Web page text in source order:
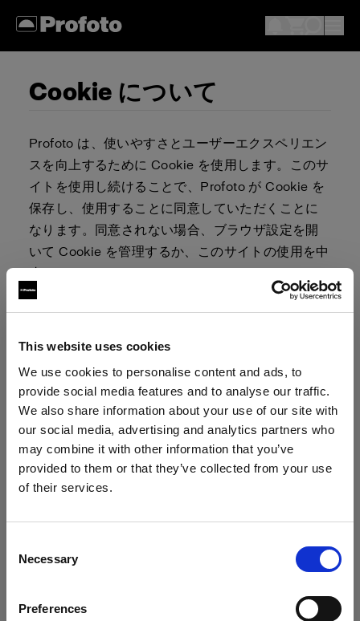
This website uses cookies
We use cookies to personalise content and ads, to
provide social media features and to analyse our traffic.
We also share information about your use of our site with
our social media, advertising and analytics partners who
may combine it with other information that you’ve
provided to them or that they’ve collected from your use
of their services.
Selection
Necessary
Preferences
地域を変更しますか？
Ireland
Cookie について
Profoto は、使いやすさとユーザーエクスペリエン
スを向上するために Cookie を使用します。このサ
イトを使用し続けることで、Profoto が Cookie を
保存し、使用することに同意していただくことに
なります。同意されない場合、ブラウザ設定を開
いて Cookie を管理するか、このサイトの使用を中
止してください。
Cookie を許可またはブロックするか否かを決定す
る責任は、ユーザーが負うものとします。ブラウ
Cookie を選択します。Cookie をブロックまたは
削除すると、Profoto Web サイト上の重要情報は
表示されなくなり、一部の機能が動作しなくなる
可能性があります。
Cookie は、ブラウザごとに個別で管理する必要が
ザで Cookie を管理してください。
Internet Explorer 6